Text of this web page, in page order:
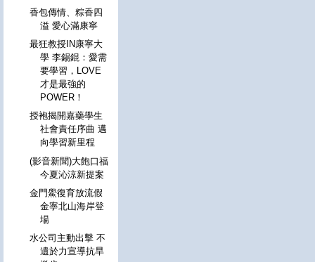
香包傳情、粽香四
溢 愛心滿康寧
最狂教授IN康寧大
學 李錫錕：愛需
要學習，LOVE
才是最強的
POWER！
授袍揭開嘉藥學生
社會責任序曲 邁
向學習新里程
(影音新聞)大飽口福
今夏沁涼新提案
金門鱟復育放流假
金寧北山海岸登
場
水公司主動出擊 不
遺於力宣導抗旱